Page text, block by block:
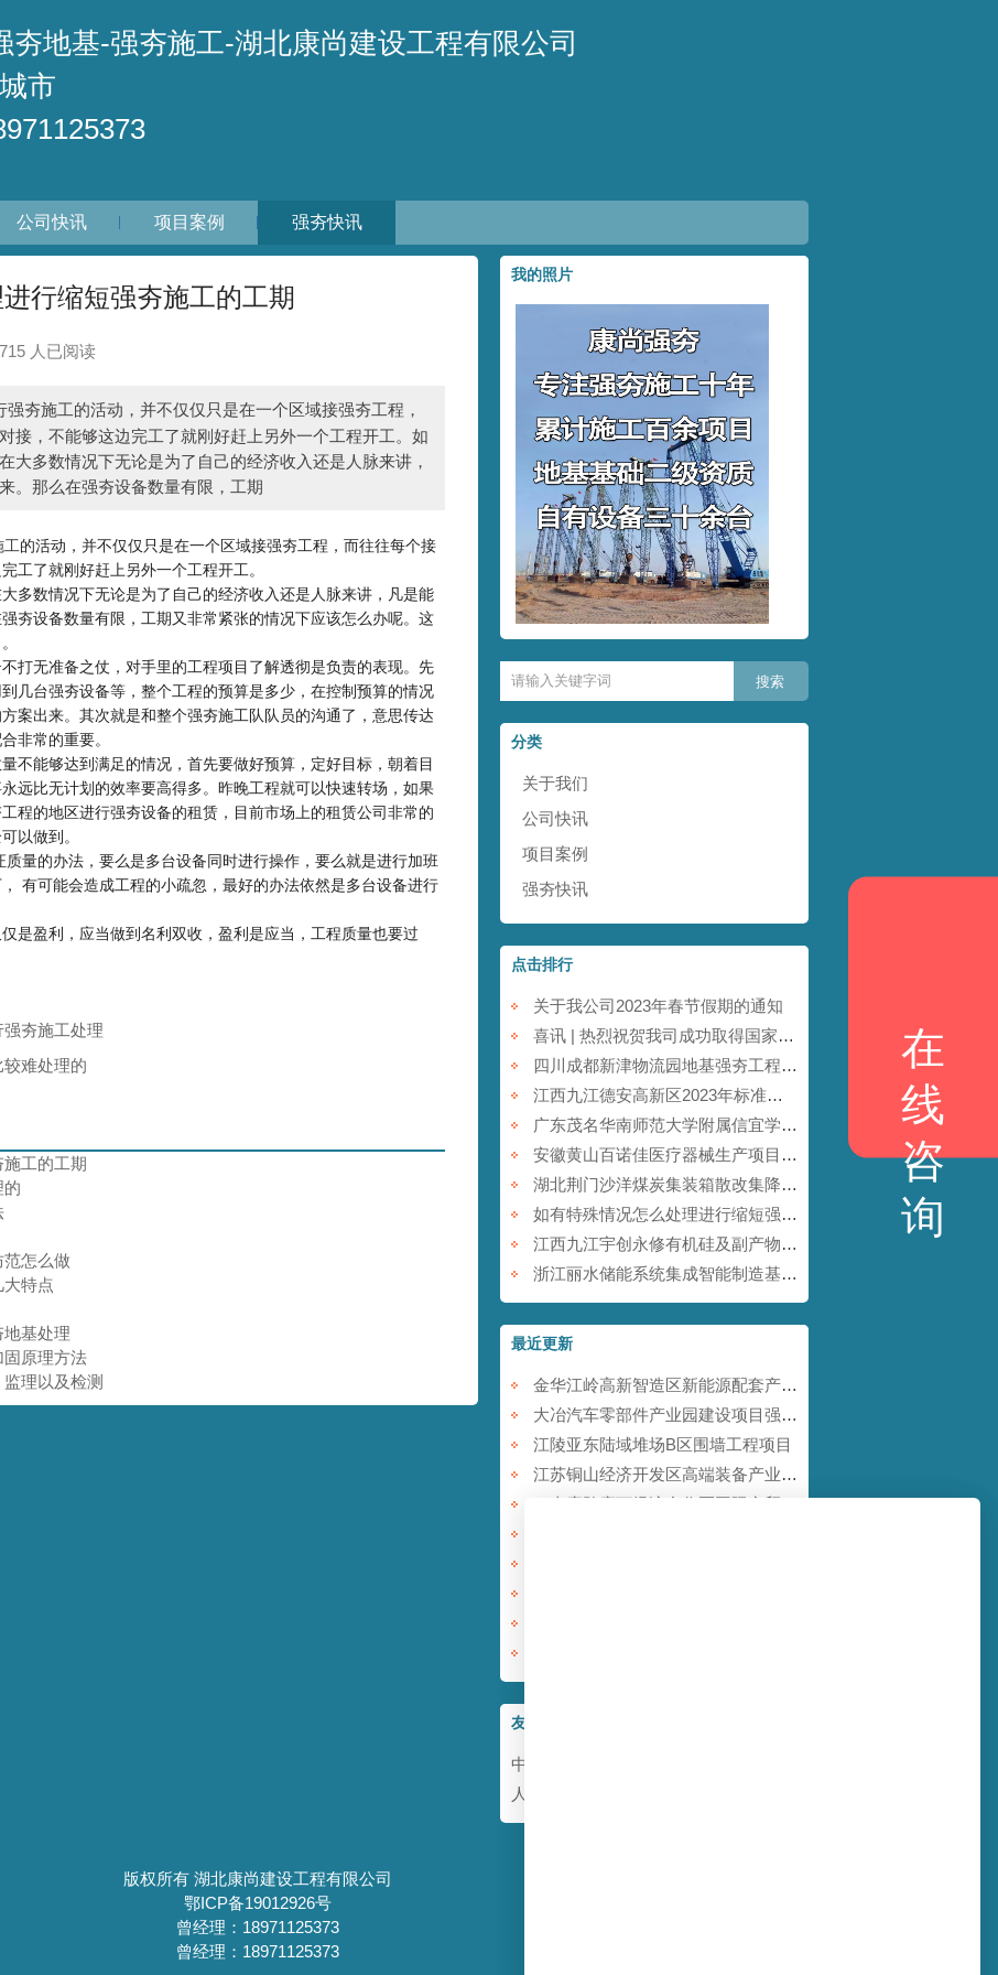
夯地基-强夯施工-湖北康尚建设工程有限公司
市
公司快讯 项目案例 强夯快讯
行缩短强夯施工的工期
人已阅读
夯施工的活动，并不仅仅只是在一个区域接强夯工程，
接，不能够这边完工了就刚好赶上另外一个工程开工。如
大多数情况下无论是为了自己的经济收入还是人脉来讲，
。那么在强夯设备数量有限，工期
工的活动，并不仅仅只是在一个区域接强夯工程，而往往每个接
工了就刚好赶上另外一个工程开工。
多数情况下无论是为了自己的经济收入还是人脉来讲，凡是能
夯设备数量有限，工期又非常紧张的情况下应该怎么办呢。这
打无准备之仗，对手里的工程项目了解透彻是负责的表现。先
几台强夯设备等，整个工程的预算是多少，在控制预算的情况
案出来。其次就是和整个强夯施工队队员的沟通了，意思传达
非常的重要。
不能够达到满足的情况，首先要做好预算，定好目标，朝着目
远比无计划的效率要高得多。昨晚工程就可以快速转场，如果
程的地区进行强夯设备的租赁，目前市场上的租赁公司非常的
以做到。
量的办法，要么是多台设备同时进行操作，要么就是进行加班
有可能会造成工程的小疏忽，最好的办法依然是多台设备进行
是盈利，应当做到名利双收，盈利是应当，工程质量也要过
夯施工处理
难处理的
工的工期
的
怎么做
特点
基处理
原理方法
理以及检测
我的照片
分类
关于我们
公司快讯
项目案例
强夯快讯
点击排行
关于我公司2023年春节假期的通知
喜讯 | 热烈祝贺我司成功取得国家商标注册证书！
四川成都新津物流园地基强夯工程【康尚强夯建设】
江西九江德安高新区2023年标准厂房及配套基础设施建设项目【康尚强夯建设】
广东茂名华南师范大学附属信宜学校强夯地基项目【康尚强夯建设】
安徽黄山百诺佳医疗器械生产项目(一期)地基强夯工程【康尚强夯建设】
湖北荆门沙洋煤炭集装箱散改集降水强夯项目【康尚强夯建设】
如有特殊情况怎么处理进行缩短强夯施工的工期
江西九江宇创永修有机硅及副产物综合利用项目强夯工程【康尚强夯建设】
浙江丽水储能系统集成智能制造基地项目强夯工程【康尚强夯建设】
最近更新
金华江岭高新智造区新能源配套产业园强夯工程
大冶汽车零部件产业园建设项目强夯工程
江陵亚东陆域堆场B区围墙工程项目
江苏铜山经济开发区高端装备产业园提档升级项目强夯工程
友情链接
中南强夯施工
人工挖孔桩
版权所有 湖北康尚建设工程有限公司
鄂ICP备19012926号
曾经理：18971125373
曾经理：18971125373
在
线
咨
询